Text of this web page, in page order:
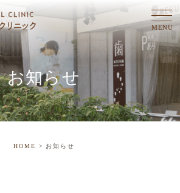
お知らせ
HOME お知らせ